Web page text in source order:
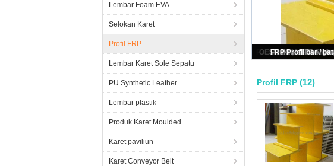
Lembar Foam EVA
Selokan Karet
Profil FRP
Lembar Karet Sole Sepatu
PU Synthetic Leather
Lembar plastik
Produk Karet Moulded
Karet paviliun
Karet Conveyor Belt
Resistansi korosi dan
Profil FRP (12)